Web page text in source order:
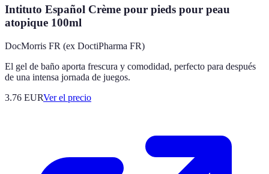
Intituto Español Crème pour pieds pour peau
atopique 100ml
DocMorris FR (ex DoctiPharma FR)
El gel de baño aporta frescura y comodidad, perfecto para después
de una intensa jornada de juegos.
3.76 EURVer el precio